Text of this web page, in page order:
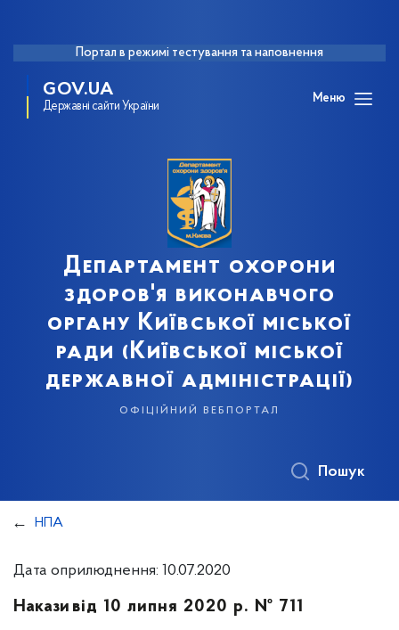
Портал в режимі тестування та наповнення
GOV.UA
Державні сайти України
Меню
Департамент охорони
здоров'я виконавчого
органу Київської міської
ради (Київської міської
державної адміністрації)
офіційний вебпортал
Пошук
НПА
Дата оприлюднення: 10.07.2020
Накази від 10 липня 2020 р. № 711